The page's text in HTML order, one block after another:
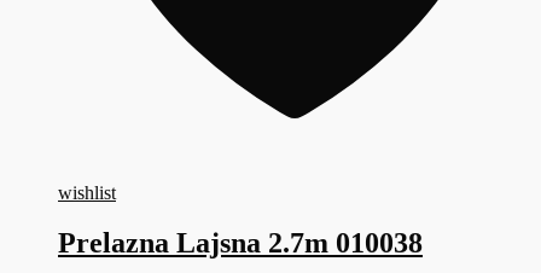
wishlist
Prelazna Lajsna 2.7m 010038